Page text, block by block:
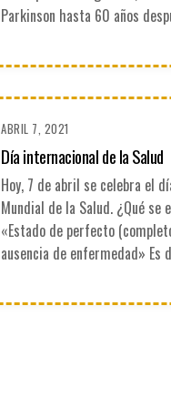
Parkinson hasta 60 años
ABRIL 7, 2021
Día internacional de la Salud
Hoy, 7 de abril se celebra el
Mundial de la Salud. ¿Qué
«Estado de perfecto
ausencia de enfermedad»